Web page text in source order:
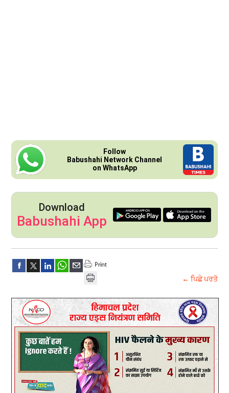
Follow
Babushahi Network Channel
on WhatsApp
Download
Babushahi App
← ਪਿਛੇ ਪਰਤੋ